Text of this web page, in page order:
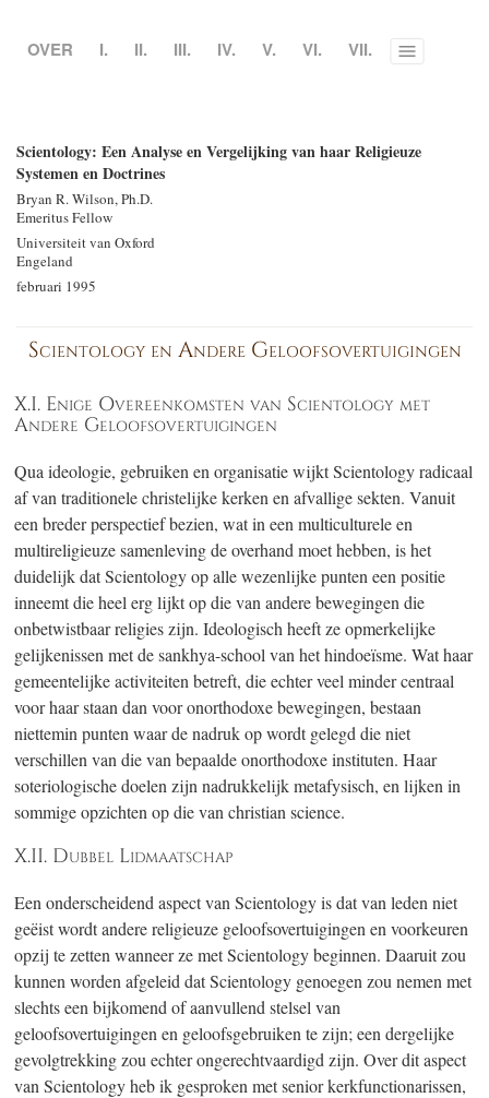
OVER I. II. III. IV. V. VI. VII. Toggle
Scientology: Een Analyse en Vergelijking van haar Religieuze
Systemen en Doctrines
Bryan R. Wilson, Ph.D.
Emeritus Fellow
Universiteit van Oxford
Engeland
februari 1995
Scientology en Andere Geloofsovertuigingen
X.I. Enige Overeenkomsten van Scientology met
Andere Geloofsovertuigingen
Qua ideologie, gebruiken en organisatie wijkt Scientology radicaal
af van traditionele christelijke kerken en afvallige sekten. Vanuit
een breder perspectief bezien, wat in een multiculturele en
multireligieuze samenleving de overhand moet hebben, is het
duidelijk dat Scientology op alle wezenlijke punten een positie
inneemt die heel erg lijkt op die van andere bewegingen die
onbetwistbaar religies zijn. Ideologisch heeft ze opmerkelijke
gelijkenissen met de sankhya-school van het hindoeïsme. Wat haar
gemeentelijke activiteiten betreft, die echter veel minder centraal
voor haar staan dan voor onorthodoxe bewegingen, bestaan
niettemin punten waar de nadruk op wordt gelegd die niet
verschillen van die van bepaalde onorthodoxe instituten. Haar
soteriologische doelen zijn nadrukkelijk metafysisch, en lijken in
sommige opzichten op die van christian science.
X.II. Dubbel Lidmaatschap
Een onderscheidend aspect van Scientology is dat van leden niet
geëist wordt andere religieuze geloofsovertuigingen en voorkeuren
opzij te zetten wanneer ze met Scientology beginnen. Daaruit zou
kunnen worden afgeleid dat Scientology genoegen zou nemen met
slechts een bijkomend of aanvullend stelsel van
geloofsovertuigingen en geloofsgebruiken te zijn; een dergelijke
gevolgtrekking zou echter ongerechtvaardigd zijn. Over dit aspect
van Scientology heb ik gesproken met senior kerkfunctionarissen,